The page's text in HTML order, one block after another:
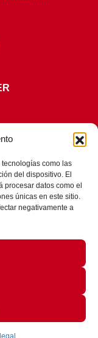
como las
del dispositivo. El
procesar datos como el
únicas en este sitio.
negativamente a
de la Información